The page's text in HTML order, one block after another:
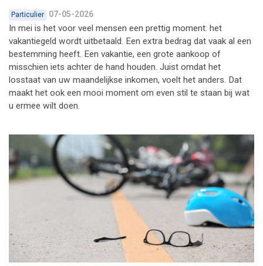
Particulier 07-05-2026
In mei is het voor veel mensen een prettig moment: het
vakantiegeld wordt uitbetaald. Een extra bedrag dat vaak al een
bestemming heeft. Een vakantie, een grote aankoop of
misschien iets achter de hand houden. Juist omdat het
losstaat van uw maandelijkse inkomen, voelt het anders. Dat
maakt het ook een mooi moment om even stil te staan bij wat
u ermee wilt doen.